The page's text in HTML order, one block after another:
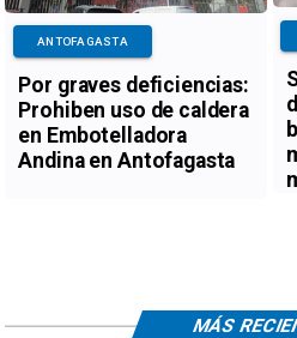
Por graves deficiencias:
Prohiben uso de caldera
en Embotelladora
Andina en Antofagasta
ANTOFAGASTA
MÁS